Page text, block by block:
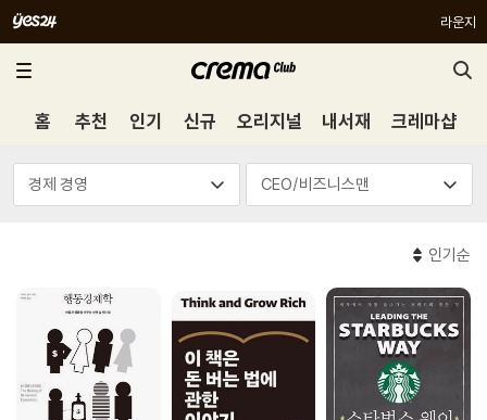
라운지
홈 추천 인기 신규 오리지널 내서재 크레마샵
인기순